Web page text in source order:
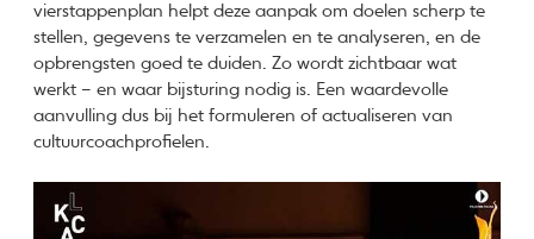
vierstappenplan helpt deze aanpak om doelen scherp te
stellen, gegevens te verzamelen en te analyseren, en de
opbrengsten goed te duiden. Zo wordt zichtbaar wat
werkt – en waar bijsturing nodig is. Een waardevolle
aanvulling dus bij het formuleren of actualiseren van
cultuurcoachprofielen.